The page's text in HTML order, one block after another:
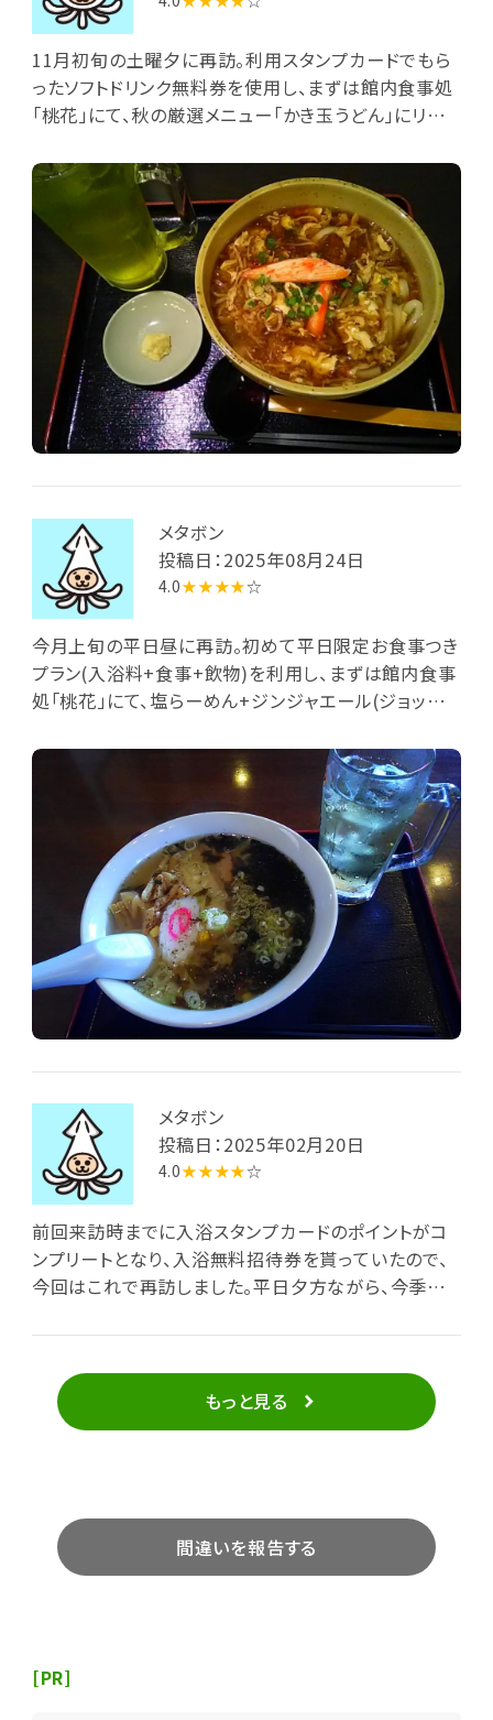
11月初旬の土曜夕に再訪。利用スタンプカードでもら
ったソフトドリンク無料券を使用し、まずは館内食事処
「桃花」にて、秋の厳選メニュー「かき玉うどん」にリアル
ぼコシのないヤワヤワ麺。熱々でとろみあるかき玉餡
がかかっており、餡の具は玉子のほか、カニカマとタマ
ネギ。刻み万能ネギが散らしてあり、別皿でおろし生姜
も付いています。かけ汁に甘みがあって、なかなかに美
味しい。食べ進めるうちに火照る口内を氷入りのリアル
ゴールドでクールダウンです。食後は浴場へ移動し、多
くの入浴客で混雑する中、野天の宝泉薬湯風呂に暫く
浸かって温まりました。
メタボン
投稿日：2025年08月24日
4.0★★★★☆
今月上旬の平日昼に再訪。初めて平日限定お食事つき
プラン(入浴料+食事+飲物)を利用し、まずは館内食事
処「桃花」にて、塩らーめん+ジンジャエール(ジョッキ
間が長かったのか、結構柔らか気味。具材は6-7mm厚
の豚ロース叉焼1枚、ナルト1枚、岩海苔、コーン、メンマ
に刻みネギ。旨味まあまあですが、塩分が欲しい時節
なので完食完飲です。ジンジャエールで水分も十分補
給しました。食後に浴場へ移動すると、平日昼でも意外
に入浴客が多く、ぬるめで人気の高濃度炭酸泉は満
員。やむなく炎天下の野天風呂の方へ。今回の変わり
湯(薬湯)はなぜかリンゴ湯で赤っぽい色が着いてまし
たが、暑さもあってあまり長湯せずに上がりです。なお
前回入浴時に貰った「七夕宝くじ」は残念ながらハズ
レ、利用スタンプ追加押印に換わりました。
メタボン
投稿日：2025年02月20日
4.0★★★★☆
前回来訪時までに入浴スタンプカードのポイントがコ
ンプリートとなり、入浴無料招待券を貰っていたので、
今回はこれで再訪しました。平日夕方ながら、今季一
は第2駐車場を利用するほどです。高濃度炭酸泉に長く
浸かってから、露天の薬湯・変わり湯に入浴。この日の
変わり湯は「ヨーグルトの湯」で、白濁したお湯は本当
にヨーグルトを入れたものかと思ったら、それはあくま
もっと見る
間違いを報告する
[PR]